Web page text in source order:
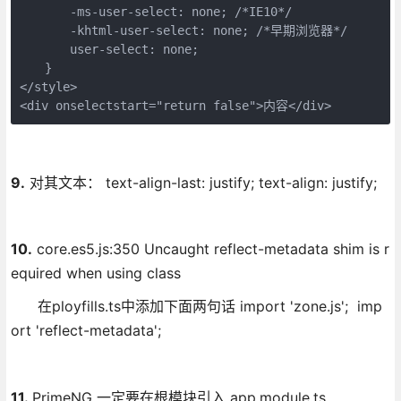
-ms-user-select: none; /*IE10*/
-khtml-user-select: none; /*早期浏览器*/
user-select: none;
}
</style>
<div onselectstart="return false">内容</div>
9. 对其文本： text-align-last: justify; text-align: justify;
10. core.es5.js:350 Uncaught reflect-metadata shim is r
equired when using class
在ployfills.ts中添加下面两句话 import 'zone.js'; imp
ort 'reflect-metadata';
11. PrimeNG 一定要在根模块引入 app.module.ts